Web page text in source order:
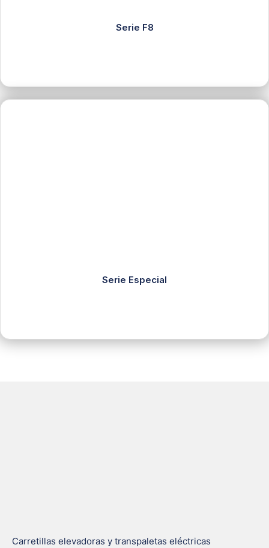
Serie F8
Serie Especial
Carretillas elevadoras y transpaletas eléctricas